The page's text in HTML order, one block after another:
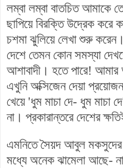
লম্বা লম্বা বাতচিত আমাকে
ছাপিয়ে বিরক্তি উদ্রেক করে
চশমা ঝুলিয়ে লেখা শুরু
দেশে তেমন কোন সমস্যা
আশাবাদী। হতে পারে! আমার
এখুনি অক্সিজেন দেয়া
খেয়ে 'ধুম মাচা দে- ধুম মাচা
না। প্রকারান্তরে দেশের
এমনিতে সৈয়দ আবুল মকসুদের
মধ্যে অনেক ঝামেলা আছে-